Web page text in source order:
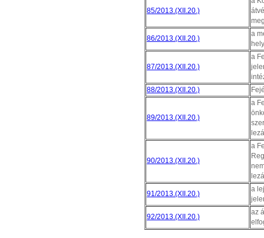
85/2013.(XII.20.)
86/2013.(XII.20.)
a
87/2013.(XII.20.)
a
88/2013.(XII.20.)
89/2013.(XII.20.)
a
90/2013.(XII.20.)
a
91/2013.(XII.20.)
a
92/2013.(XII.20.)
az